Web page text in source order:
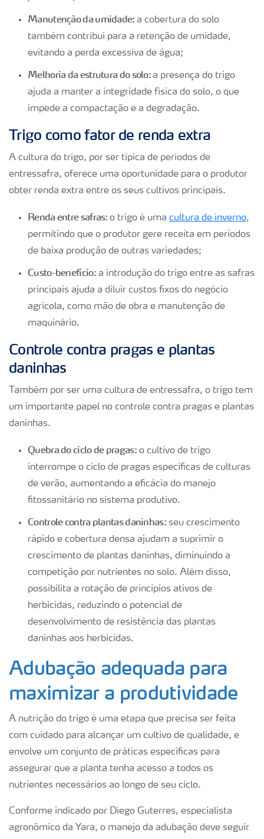
Manutenção da umidade: a cobertura do solo
também contribui para a retenção de umidade,
evitando a perda excessiva de água;
Melhoria da estrutura do solo:a presença do trigo
ajuda a manter a integridade física do solo, o que
impede a compactação e a degradação.
Trigo como fator de renda extra
A cultura do trigo, por ser típica de períodos de
entressafra, oferece uma oportunidade para o produtor
obter renda extra entre os seus cultivos principais.
Renda entre safras: o trigo é uma cultura de inverno,
permitindo que o produtor gere receita em períodos
de baixa produção de outras variedades;
Custo-benefício:a introdução do trigo entre as safras
principais ajuda a diluir custos fixos do negócio
agrícola, como mão de obra e manutenção de
maquinário.
Controle contra pragas e plantas
daninhas
Também por ser uma cultura de entressafra, o trigo tem
um importante papel no controle contra pragas e plantas
daninhas.
Quebra do ciclo de pragas:o cultivo de trigo
interrompe o ciclo de pragas específicas de culturas
de verão, aumentando a eficácia do manejo
fitossanitário no sistema produtivo.
Controle contra plantas daninhas:seu crescimento
rápido e cobertura densa ajudam a suprimir o
crescimento de plantas daninhas, diminuindo a
competição por nutrientes no solo. Além disso,
possibilita a rotação de princípios ativos de
herbicidas, reduzindo o potencial de
desenvolvimento de resistência das plantas
daninhas aos herbicidas.
Adubação adequada para
maximizar a produtividade
A nutrição do trigo é uma etapa que precisa ser feita
com cuidado para alcançar um cultivo de qualidade, e
envolve um conjunto de práticas específicas para
assegurar que a planta tenha acesso a todos os
nutrientes necessários ao longo de seu ciclo.
Conforme indicado por Diego Guterres, especialista
agronômico da Yara, o manejo da adubação deve seguir